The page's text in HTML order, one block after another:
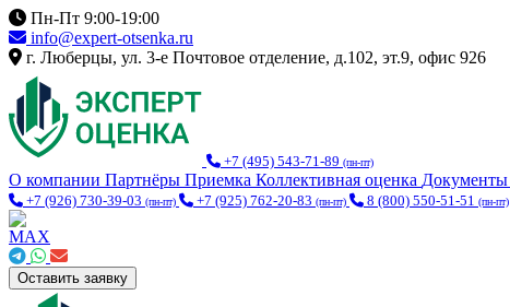
Пн-Пт 9:00-19:00
info@expert-otsenka.ru
г. Люберцы, ул. 3-е Почтовое отделение, д.102, эт.9, офис 926
+7 (495) 543-71-89 (пн-пт)
О компании Партнёры Приемка Коллективная оценка Документы
+7 (926) 730-39-03 (пн-пт) +7 (925) 762-20-83 (пн-пт) 8 (800) 550-51-51 (пн-пт)
Оставить заявку